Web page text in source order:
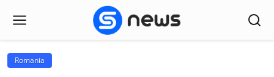
Romania